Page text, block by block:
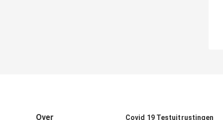
Over Covid 19 Testuitrustingen